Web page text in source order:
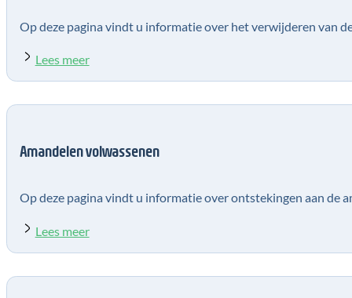
Op deze pagina vindt u informatie over het verwijderen van
Lees meer
Amandelen volwassenen
Op deze pagina vindt u informatie over ontstekingen aan de
Lees meer